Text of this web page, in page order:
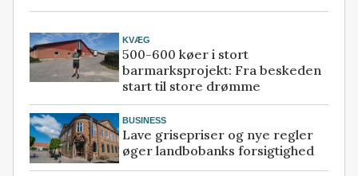
KVÆG
500-600 køer i stort
barmarksprojekt: Fra beskeden
start til store drømme
BUSINESS
Lave grisepriser og nye regler
øger landbobanks forsigtighed